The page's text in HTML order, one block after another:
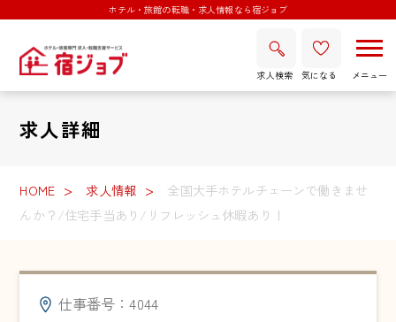
ホテル・旅館の転職・求人情報なら宿ジョブ
求人検索 気になる
求人詳細
HOME 求人情報
全国大手ホテルチェーンで働きませ
んか？/住宅手当あり/リフレッシュ休暇あり！
仕事番号：4044